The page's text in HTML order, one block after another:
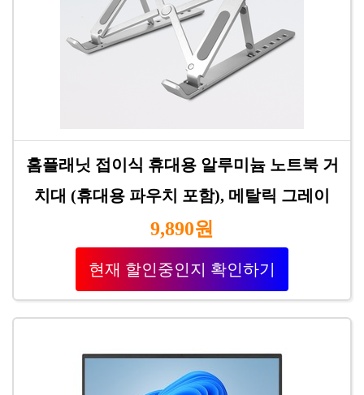
홈플래닛 접이식 휴대용 알루미늄 노트북 거
치대 (휴대용 파우치 포함), 메탈릭 그레이
9,890원
현재 할인중인지 확인하기